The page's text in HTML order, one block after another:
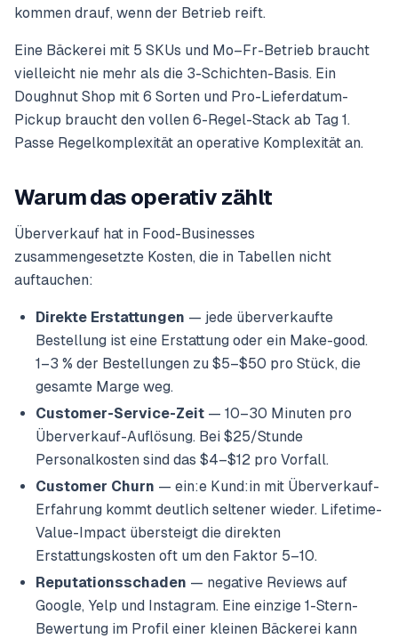
kommen drauf, wenn der Betrieb reift.
Eine Bäckerei mit 5 SKUs und Mo–Fr-Betrieb braucht
vielleicht nie mehr als die 3-Schichten-Basis. Ein
Doughnut Shop mit 6 Sorten und Pro-Lieferdatum-
Pickup braucht den vollen 6-Regel-Stack ab Tag 1.
Passe Regelkomplexität an operative Komplexität an.
Warum das operativ zählt
Überverkauf hat in Food-Businesses
zusammengesetzte Kosten, die in Tabellen nicht
auftauchen:
Direkte Erstattungen — jede überverkaufte
Bestellung ist eine Erstattung oder ein Make-good.
1–3 % der Bestellungen zu $5–$50 pro Stück, die
gesamte Marge weg.
Customer-Service-Zeit — 10–30 Minuten pro
Überverkauf-Auflösung. Bei $25/Stunde
Personalkosten sind das $4–$12 pro Vorfall.
Customer Churn — ein:e Kund:in mit Überverkauf-
Erfahrung kommt deutlich seltener wieder. Lifetime-
Value-Impact übersteigt die direkten
Erstattungskosten oft um den Faktor 5–10.
Reputationsschaden — negative Reviews auf
Google, Yelp und Instagram. Eine einzige 1-Stern-
Bewertung im Profil einer kleinen Bäckerei kann